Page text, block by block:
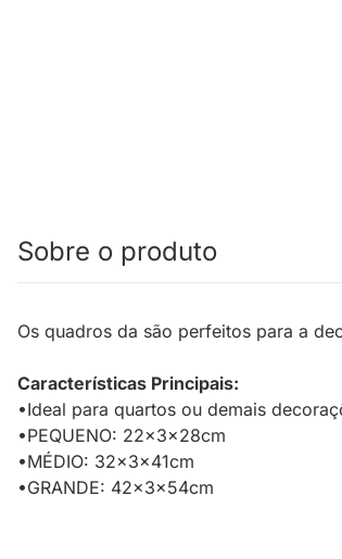
Sobre o produto
Os quadros da são perfeitos para a
Características Principais:
•Ideal para quartos ou demais
•PEQUENO: 22x3x28cm
•MÉDIO: 32x3x41cm
•GRANDE: 42x3x54cm